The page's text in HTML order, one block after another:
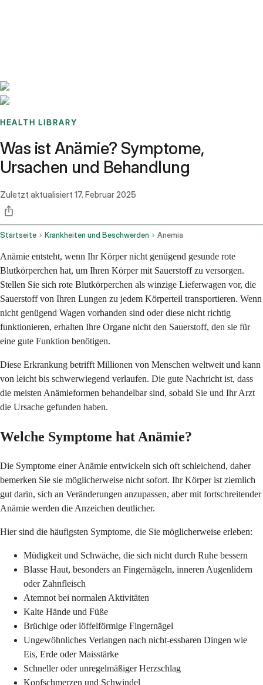
HEALTH LIBRARY
Was ist Anämie? Symptome,
Ursachen und Behandlung
Zuletzt aktualisiert 17. Februar 2025
Startseite Krankheiten und Beschwerden Anemia
Anämie entsteht, wenn Ihr Körper nicht genügend gesunde rote
Blutkörperchen hat, um Ihren Körper mit Sauerstoff zu versorgen.
Stellen Sie sich rote Blutkörperchen als winzige Lieferwagen vor, die
Sauerstoff von Ihren Lungen zu jedem Körperteil transportieren. Wenn
nicht genügend Wagen vorhanden sind oder diese nicht richtig
funktionieren, erhalten Ihre Organe nicht den Sauerstoff, den sie für
eine gute Funktion benötigen.
Diese Erkrankung betrifft Millionen von Menschen weltweit und kann
von leicht bis schwerwiegend verlaufen. Die gute Nachricht ist, dass
die meisten Anämieformen behandelbar sind, sobald Sie und Ihr Arzt
die Ursache gefunden haben.
Welche Symptome hat Anämie?
Die Symptome einer Anämie entwickeln sich oft schleichend, daher
bemerken Sie sie möglicherweise nicht sofort. Ihr Körper ist ziemlich
gut darin, sich an Veränderungen anzupassen, aber mit fortschreitender
Anämie werden die Anzeichen deutlicher.
Hier sind die häufigsten Symptome, die Sie möglicherweise erleben:
Müdigkeit und Schwäche, die sich nicht durch Ruhe bessern
Blasse Haut, besonders an Fingernägeln, inneren Augenlidern
oder Zahnfleisch
Atemnot bei normalen Aktivitäten
Kalte Hände und Füße
Brüchige oder löffelförmige Fingernägel
Ungewöhnliches Verlangen nach nicht-essbaren Dingen wie
Eis, Erde oder Maisstärke
Schneller oder unregelmäßiger Herzschlag
Kopfschmerzen und Schwindel